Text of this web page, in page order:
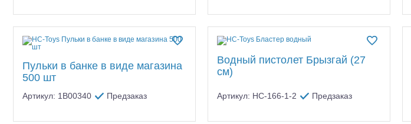
Пульки в банке в виде магазина
500 шт
Артикул: 1B00340 Предзаказ
Водный пистолет Брызгай (27
см)
Артикул: HC-166-1-2 Предзаказ